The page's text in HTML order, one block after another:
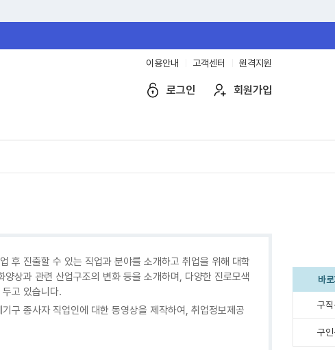
이용안내 고객센터 원격지원
로그인 회원가입
후 진출할 수 있는 직업과 분야를 소개하고 취업을 위해 대학
상과 관련 산업구조의 변화 등을 소개하며, 다양한 진로모색
고 있습니다.
구 종사자 직업인에 대한 동영상을 제작하여, 취업정보제공
바
구
구